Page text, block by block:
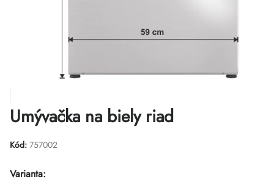
Umývačka na biely riad
Kód: 757002
Varianta: